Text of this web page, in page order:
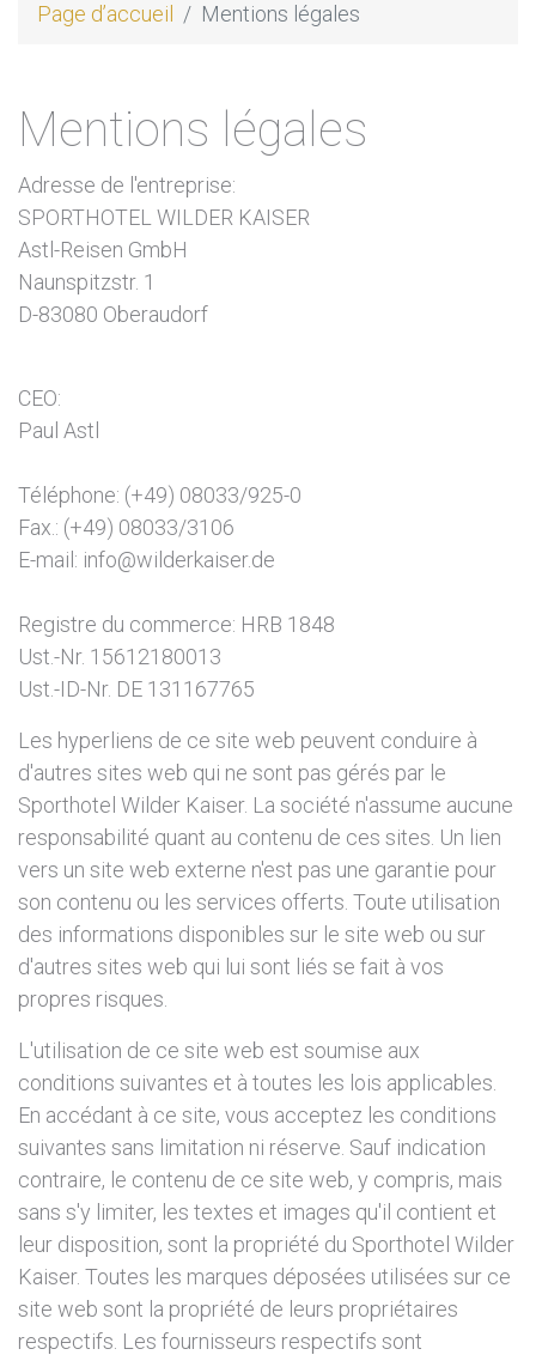
Page d’accueil Mentions légales
Mentions légales
Adresse de l'entreprise:
SPORTHOTEL WILDER KAISER
Astl-Reisen GmbH
Naunspitzstr. 1
D-83080 Oberaudorf
CEO:
Paul Astl
Téléphone: (+49) 08033/925-0
Fax.: (+49) 08033/3106
E-mail: info@wilderkaiser.de
Registre du commerce: HRB 1848
Ust.-Nr. 15612180013
Ust.-ID-Nr. DE 131167765
Les hyperliens de ce site web peuvent conduire à
d'autres sites web qui ne sont pas gérés par le
Sporthotel Wilder Kaiser. La société n'assume aucune
responsabilité quant au contenu de ces sites. Un lien
vers un site web externe n'est pas une garantie pour
son contenu ou les services offerts. Toute utilisation
des informations disponibles sur le site web ou sur
d'autres sites web qui lui sont liés se fait à vos
propres risques.
L'utilisation de ce site web est soumise aux
conditions suivantes et à toutes les lois applicables.
En accédant à ce site, vous acceptez les conditions
suivantes sans limitation ni réserve. Sauf indication
contraire, le contenu de ce site web, y compris, mais
sans s'y limiter, les textes et images qu'il contient et
leur disposition, sont la propriété du Sporthotel Wilder
Kaiser. Toutes les marques déposées utilisées sur ce
site web sont la propriété de leurs propriétaires
respectifs. Les fournisseurs respectifs sont